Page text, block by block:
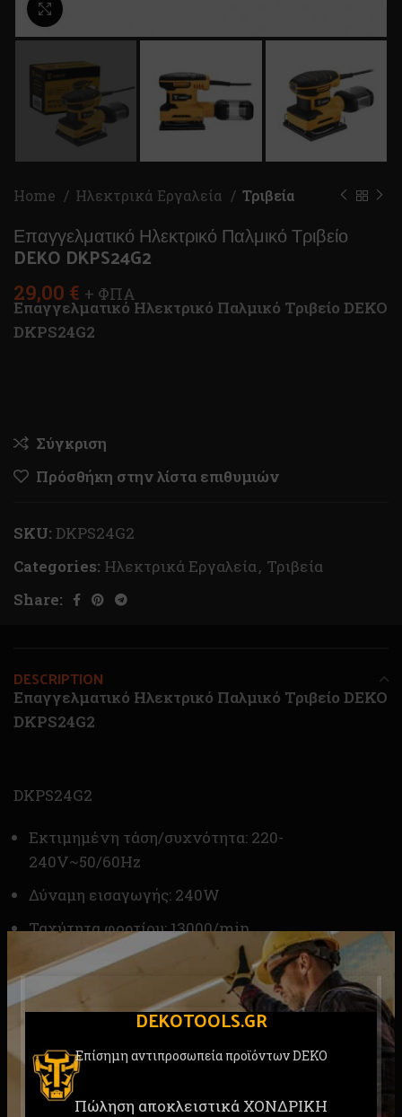
DEKOTOOLS.GR
Επίσημη αντιπροσωπεία προϊόντων DEKO
Πώληση αποκλειστικά ΧΟΝΔΡΙΚΗ
Home Ηλεκτρικά Εργαλεία Τριβεία
Επαγγελματικό Ηλεκτρικό Παλμικό Τριβείο
DEKO DKPS24G2
29,00 € + ΦΠΑ
Επαγγελματικό Ηλεκτρικό Παλμικό Τριβείο DEKO
DKPS24G2
Σύγκριση
Πρόσθήκη στην λίστα επιθυμιών
SKU: DKPS24G2
Categories: Ηλεκτρικά Εργαλεία, Τριβεία
Share:
DESCRIPTION
Επαγγελματικό Ηλεκτρικό Παλμικό Τριβείο DEKO
DKPS24G2
DKPS24G2
Εκτιμημένη τάση/συχνότητα: 220-
240V~50/60Hz
Δύναμη εισαγωγής: 240W
Ταχύτητα φορτίου: 13000/min
Μέγεθος μαξιλαριού λείανσης: 100x110mm
Περιεχόμενα : 1 τεμ λειαντικό φύλλο,
εγχειρίδιο χρήσης
Συσκευασία : κουτί